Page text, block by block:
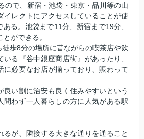
ので、新宿・池袋・東京・品川等の山
イレクトにアクセスしていることが使
る。池袋まで11分、新宿まで19分、
ができる。
徒歩8分の場所に昔ながらの喫茶店や飲
る『谷中銀座商店街』があったり、
に必要なお店が揃っており、賑わって
良い割に治安も良く住みやすいという
問わず一人暮らしの方に人気がある駅
るが、隣接する大きな通りを通ること